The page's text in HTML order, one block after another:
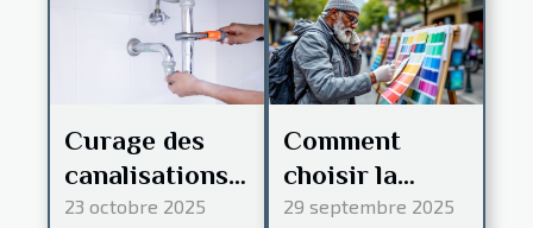
Curage des
canalisations :
à Strasbourg,
23 octobre 2025
Comment
choisir la
meilleure
29 septembre 2025